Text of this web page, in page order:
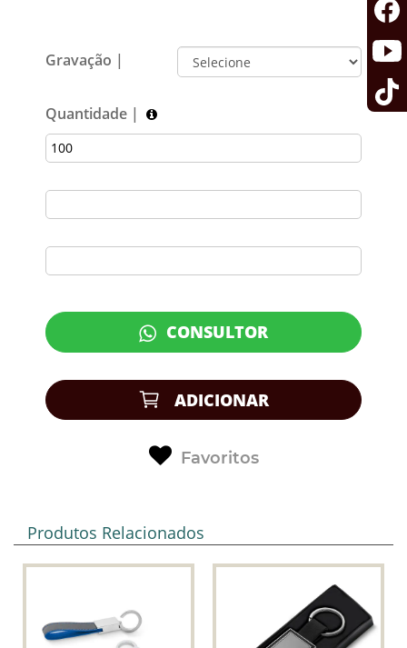
Gravação |
Quantidade |
CONSULTOR
ADICIONAR
Favoritos
Produtos Relacionados